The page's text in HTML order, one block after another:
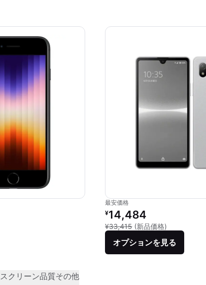
最安価格
リファービッシュ品の価格：
¥14,484
¥33,415 (新品価格)
オプションを見る
スクリーン品質その他